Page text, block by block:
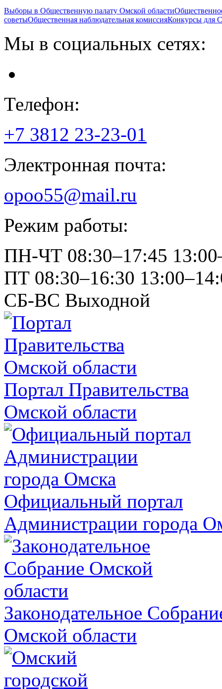
Выборы в Общественную палату Омской области
советыОбщественная наблюдательная комиссияКонкурсы
Мы в социальных сетях:
Телефон:
+7 3812 23-23-01
Электронная почта:
opoo55@mail.ru
Режим работы:
ПН-ЧТ 08:30–17:45
ПТ 08:30–16:30
СБ-ВС Выходной
Портал Правительства
Омской области
Официальный портал
Администрации города
Законодательное
Омской области